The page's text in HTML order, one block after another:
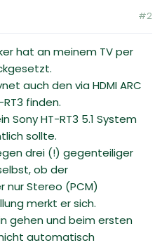
#2
hat an meinem TV per
auch den via HDMI ARC
finden.
Sony HT-RT3 5.1 System
sollte.
drei (!) gegenteiliger
ob der
nur Stereo (PCM)
merkt er sich.
gehen und beim ersten
automatisch